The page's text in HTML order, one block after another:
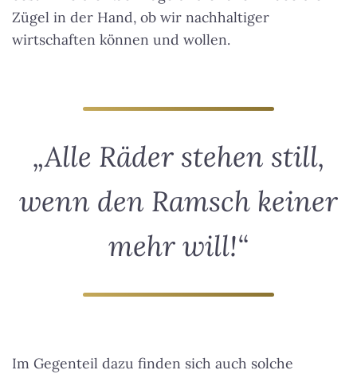
Zügel in der Hand, ob wir nachhaltiger
wirtschaften können und wollen.
„Alle Räder stehen still,
wenn den Ramsch keiner
mehr will!“
Im Gegenteil dazu finden sich auch solche